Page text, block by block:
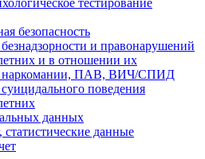
тестирование
безопасность
и правонарушений
и в отношении их
наркомании, ПАВ, ВИЧ/СПИД
поведения
данных
данные